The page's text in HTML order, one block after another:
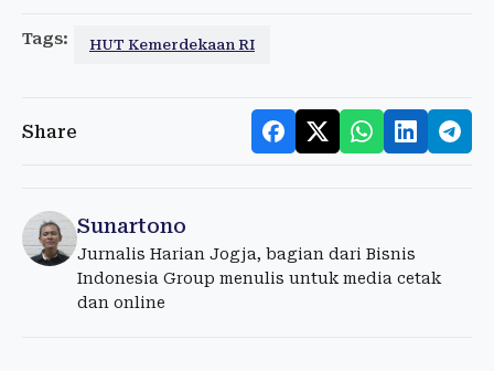
Tags: HUT Kemerdekaan RI
Share
Sunartono
Jurnalis Harian Jogja, bagian dari Bisnis
Indonesia Group menulis untuk media cetak
dan online